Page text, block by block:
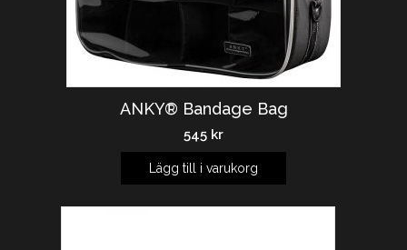
ANKY® Bandage Bag
545 kr
Lägg till i varukorg